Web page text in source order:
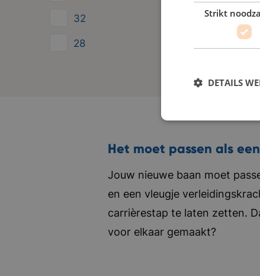
32
28
Het moet passen als
Jouw nieuwe baan moet
en een vleugje
carrièrestap te laten zetten.
voor elkaar gemaakt?
Strikt
DETAILS